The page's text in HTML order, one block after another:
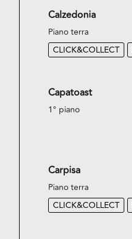
Calzedonia
Piano terra
CLICK&COLLECT
Capatoast
1° piano
Carpisa
Piano terra
CLICK&COLLECT